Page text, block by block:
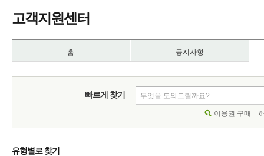
고객지원센터
홈 공지사항
빠르게 찾기
이용권 구매
유형별로 찾기